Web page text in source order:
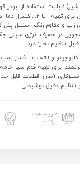
قابلیت استفاده از: پودر
آسیاب‌شده) نوع فیلتر: پرتافیلتر با سبد دوبل
و مقاوم رنگ: استیل پنل
در مصرف انرژی سینی
تنظیم بخار: دارد
برای تهیه فوم شیر
آسان: قطعات قابل
تنظیم دقیق نوشیدنی
۷ روز ضمانت
بازگشت